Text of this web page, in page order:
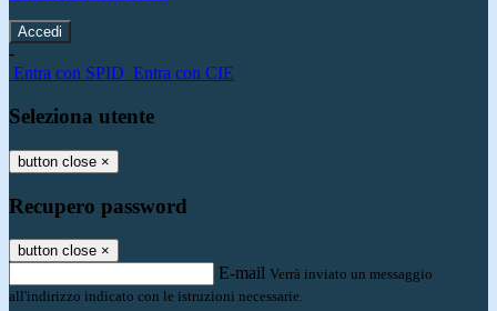
-
Entra con SPID Entra con CIE
Seleziona utente
button close ×
Recupero password
button close ×
E-mail Verrà inviato un messaggio
all'indirizzo indicato con le istruzioni necessarie.